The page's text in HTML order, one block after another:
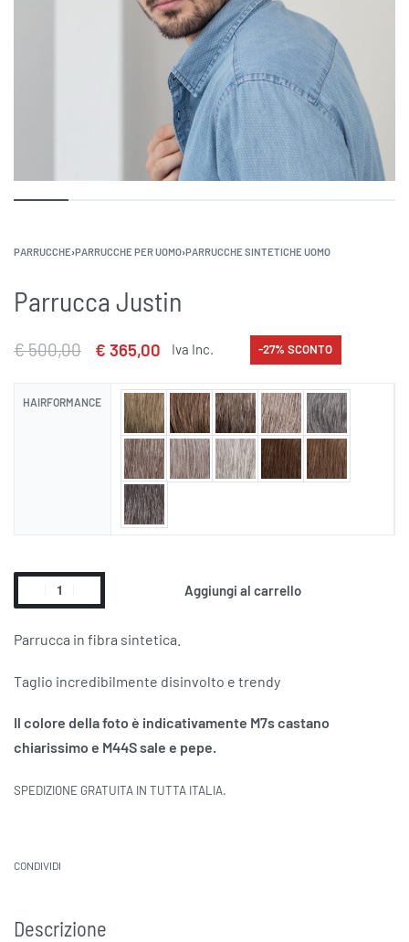
PARRUCCHE›PARRUCCHE PER UOMO›PARRUCCHE SINTETICHE UOMO
Parrucca Justin
€500,00 € 365,00 Iva Inc. -27% SCONTO
HAIRFORMANCE
Aggiungi al carrello
Alternative:
Parrucca in fibra sintetica.
Taglio incredibilmente disinvolto e trendy
Il colore della foto è indicativamente M7s castano
chiarissimo e M44S sale e pepe.
SPEDIZIONE GRATUITA IN TUTTA ITALIA.
CONDIVIDI
Descrizione